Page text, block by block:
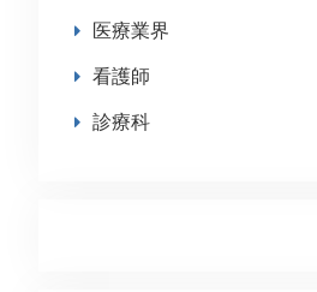
医療業界
看護師
診療科